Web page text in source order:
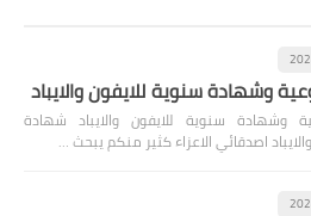
وشهادة سنوية للايفون والايباد
وشهادة سنوية للايفون والايباد شهادة
اصدقائي الاعزاء كثير منكم يبحث …